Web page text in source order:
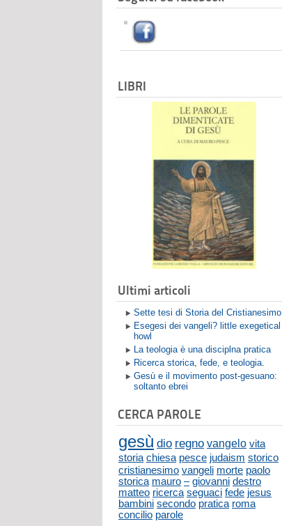
LIBRI
Ultimi articoli
Sette tesi di Storia del Cristianesimo
Esegesi dei vangeli? little exegetical
howl
La teologia è una disciplna pratica
Ricerca storica, fede, e teologia.
Gesù e il movimento post-gesuano:
soltanto ebrei
CERCA PAROLE
gesù dio regno vangelo vita
storia chiesa pesce judaism storico
cristianesimo vangeli morte paolo
storica mauro – giovanni destro
matteo ricerca seguaci fede jesus
bambini secondo pratica roma
concilio parole